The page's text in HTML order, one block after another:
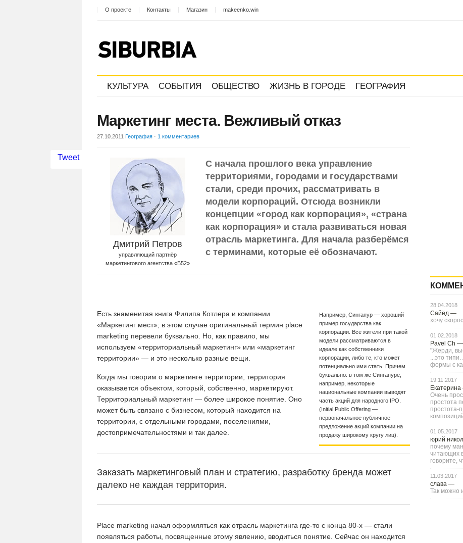
О проекте Контакты Магазин makeenko.win
КУЛЬТУРА СОБЫТИЯ ОБЩЕСТВО ЖИЗНЬ В ГОРОДЕ ГЕОГРАФИЯ
Маркетинг места. Вежливый отказ
27.10.2011 География · 1 комментариев
Дмитрий Петров
управляющий партнёр
маркетингового агентства «Б52»
С начала прошлого века управление
территориями, городами и государствами
стали, среди прочих, рассматривать в
модели корпораций. Отсюда возникли
концепции «город как корпорация», «страна
как корпорация» и стала развиваться новая
отрасль маркетинга. Для начала разберёмся
с терминами, которые её обозначают.
Например, Сингапур — хороший
пример государства как
корпорации. Все жители при такой
модели рассматриваются в
идеале как собственники
корпорации, либо те, кто может
потенциально ими стать. Причем
буквально: в том же Сингапуре,
например, некоторые
национальные компании выводят
часть акций для народного IPO.
(Initial Public Offering —
первоначальное публичное
предложение акций компании на
продажу широкому кругу лиц).
Есть знаменитая книга Филипа Котлера и компании
«Маркетинг мест»; в этом случае оригинальный термин place
marketing перевели буквально. Но, как правило, мы
используем «территориальный маркетинг» или «маркетинг
территории» — и это несколько разные вещи.
Когда мы говорим о маркетинге территории, территория
оказывается объектом, который, собственно, маркетируют.
Территориальный маркетинг — более широкое понятие. Оно
может быть связано с бизнесом, который находится на
территории, с отдельными городами, поселениями,
достопримечательностями и так далее.
Заказать маркетинговый план и стратегию, разработку бренда может
далеко не каждая территория.
Place marketing начал оформляться как отрасль маркетинга где-то с конца 80-х — стали
появляться работы, посвященные этому явлению, вводиться понятие. Сейчас он находится
Tweet
28.04.2018
Сайёд —
хочу
01.02.2018
Pavel Ch —
"Жерди,
...это
формы с
19.11.2017
Екатерина
Очень
простота
простота-
01.05.2017
юрий
почему
читающих
говорите,
11.03.2017
слава —
Так можно